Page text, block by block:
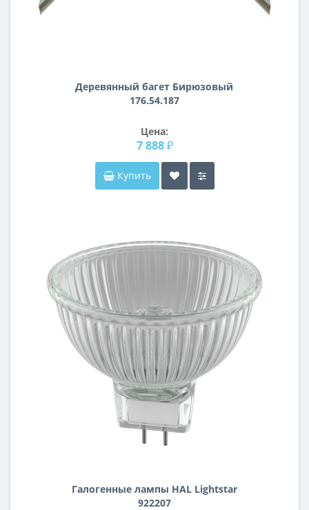
Деревянный багет Бирюзовый
176.54.187
Цена:
7 888 ₽
Купить
Галогенные лампы HAL Lightstar
922207